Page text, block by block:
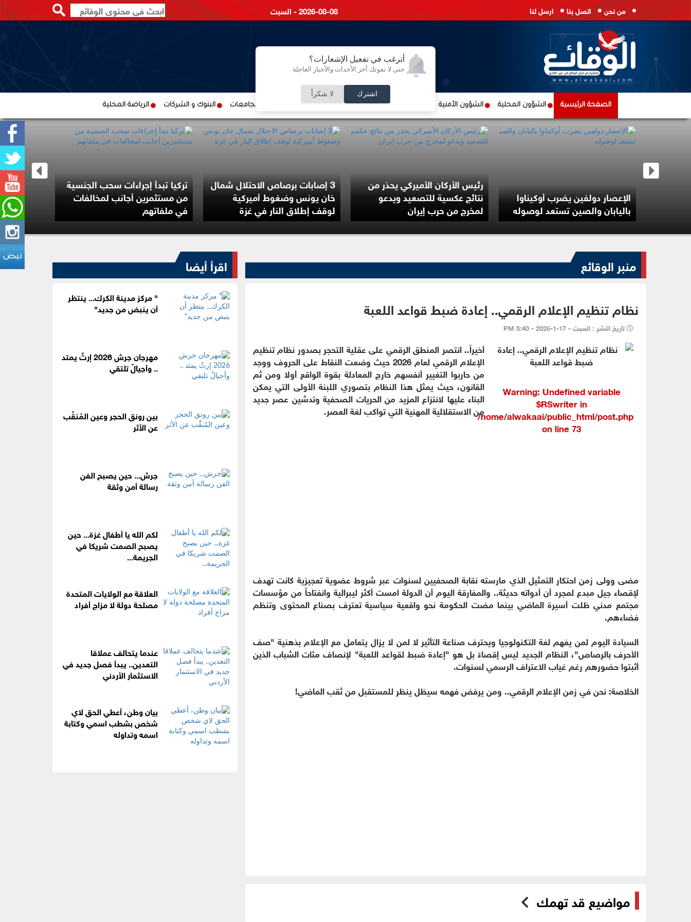
أترغب في تفعيل الإشعارات؟
حتى لا تفوتك آخر الأحداث والأخبار العاجلة
اشترك لا شكراً
من نحن اتصل بنا ارسل لنا 2026-08-08 - السبت
الصفحة الرئيسية الشؤون المحلية الشؤون الأمنية الشؤون الإقتصادية الشؤون البرلمانية التعليم والجامعات البنوك و الشركات الرياضة المحلية
الإعصار دولفين يضرب أوكيناوا
باليابان والصين تستعد لوصوله
رئيس الأركان الأميركي يحذر من
نتائج عكسية للتصعيد ويدعو
لمخرج من حرب إيران
3 إصابات برصاص الاحتلال شمال
خان يونس وضغوط أميركية
لوقف إطلاق النار في غزة
تركيا تبدأ إجراءات سحب الجنسية
من مستثمرين أجانب لمخالفات
في ملفاتهم ارتفاع
منبر الوقائع
نظام تنظيم الإعلام الرقمي.. إعادة ضبط قواعد اللعبة
تاريخ النشر : السبت - 17-1-2026 - 5:40 PM
Warning: Undefined variable
$RSwriter in
/home/alwakaai/public_html/post.php
on line73
أخيراً.. انتصر المنطق الرقمي على عقلية التحجر بصدور نظام تنظيم
الإعلام الرقمي لعام 2026 حيث وضعت النقاط على الحروف ووجد
من حاربوا التغيير أنفسهم خارج المعادلة بقوة الواقع أولا ومن ثم
القانون، حيث يمثل هذا النظام بتصوري اللبنة الأولى التي يمكن
البناء عليها لانتزاع المزيد من الحريات الصحفية وتدشين عصر جديد
من الاستقلالية المهنية التي تواكب لغة العصر.
مضى وولى زمن احتكار التمثيل الذي مارسته نقابة الصحفيين لسنوات عبر شروط عضوية تعجيزية كانت تهدف
لإقصاء جيل مبدع لمجرد أن أدواته حديثة.. والمفارقة اليوم أن الدولة امست أكثر ليبرالية وانفتاحاً من مؤسسات
مجتمع مدني ظلت أسيرة الماضي بينما مضت الحكومة نحو واقعية سياسية تعترف بصناع المحتوى وتنظم
فضاءهم.
السيادة اليوم لمن يفهم لغة التكنولوجيا ويحترف صناعة التأثير لا لمن لا يزال يتعامل مع الإعلام بذهنية "صف
الأحرف بالرصاص"، النظام الجديد ليس إقصاءً بل هو "إعادة ضبط لقواعد اللعبة" لإنصاف مئات الشباب الذين
أثبتوا حضورهم رغم غياب الاعتراف الرسمي لسنوات.
الخلاصة: نحن في زمن الإعلام الرقمي.. ومن يرفض فهمه سيظل ينظر للمستقبل من ثقب الماضي!
مواضيع قد تهمك
اقرأ أيضا
" مركز مدينة الكرك... ينتظر
أن ينبض من جديد"
مهرجان جرش 2026 إرثٌ يمتد
.. وأجيالٌ تلتقي
بين رونق الحجر وعين المُنقِّب
عن الأثر
جرش... حين يصبح الفن
رسالة أمن وثقة
لكم الله يا أطفال غزة... حين
يصبح الصمت شريكا في
الجريمة...
العلاقة مع الولايات المتحدة
مصلحة دولة لا مزاج أفراد
عندما يتحالف عملاقا
التعدين.. يبدأ فصل جديد في
الاستثمار الأردني
بيان وطن، أعطي الحق لاي
شخص بشطب اسمي وكتابة
اسمه وتداوله